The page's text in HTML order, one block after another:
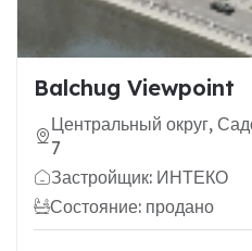
Balchug Viewpoint
Центральный округ,
7
Застройщик: ИНТЕКО
Состояние: продано